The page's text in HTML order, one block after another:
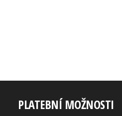
PLATEBNÍ MOŽNOSTI